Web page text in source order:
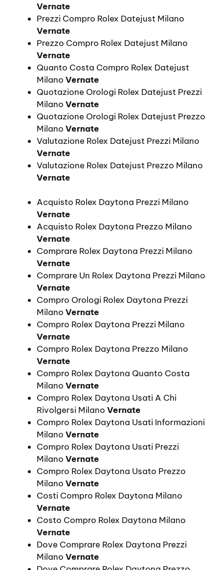
Vernate
Prezzi Compro Rolex Datejust Milano
Vernate
Prezzo Compro Rolex Datejust Milano
Vernate
Quanto Costa Compro Rolex Datejust
Milano Vernate
Quotazione Orologi Rolex Datejust Prezzi
Milano Vernate
Quotazione Orologi Rolex Datejust Prezzo
Milano Vernate
Valutazione Rolex Datejust Prezzi Milano
Vernate
Valutazione Rolex Datejust Prezzo Milano
Vernate
Acquisto Rolex Daytona Prezzi Milano
Vernate
Acquisto Rolex Daytona Prezzo Milano
Vernate
Comprare Rolex Daytona Prezzi Milano
Vernate
Comprare Un Rolex Daytona Prezzi Milano
Vernate
Compro Orologi Rolex Daytona Prezzi
Milano Vernate
Compro Rolex Daytona Prezzi Milano
Vernate
Compro Rolex Daytona Prezzo Milano
Vernate
Compro Rolex Daytona Quanto Costa
Milano Vernate
Compro Rolex Daytona Usati A Chi
Rivolgersi Milano Vernate
Compro Rolex Daytona Usati Informazioni
Milano Vernate
Compro Rolex Daytona Usati Prezzi
Milano Vernate
Compro Rolex Daytona Usato Prezzo
Milano Vernate
Costi Compro Rolex Daytona Milano
Vernate
Costo Compro Rolex Daytona Milano
Vernate
Dove Comprare Rolex Daytona Prezzi
Milano Vernate